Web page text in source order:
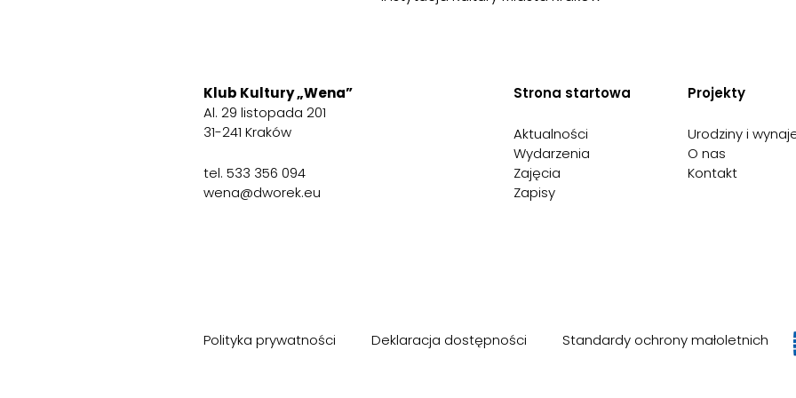
Klub Kultury „Wena”
Al. 29 listopada 201
31-241 Kraków
tel. 533 356 094
wena@dworek.eu
Strona startowa
Aktualności
Wydarzenia
Zajęcia
Zapisy
Projekty
Urodziny i
O nas
Kontakt
Polityka prywatności Deklaracja dostępności Standardy ochrony małoletnich